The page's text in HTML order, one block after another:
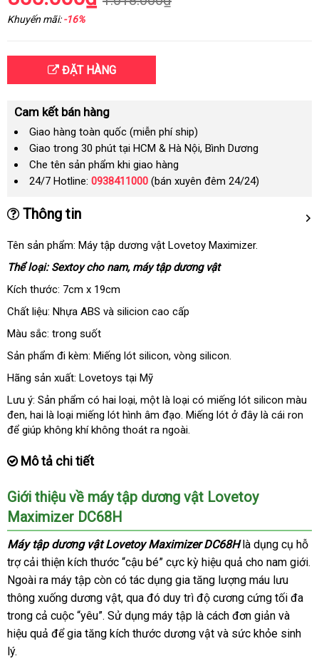
Khuyến mãi:-16%
ĐẶT HÀNG
Cam kết bán hàng
Giao hàng toàn quốc (miễn phí ship)
Giao trong 30 phút tại HCM & Hà Nội, Bình Dương
Che tên sản phẩm khi giao hàng
24/7 Hotline: 0938411000 (bán xuyên đêm 24/24)
Thông tin
Tên sản phẩm: Máy tập dương vật Lovetoy Maximizer.
Thể loại: Sextoy cho nam, máy tập dương vật
Kích thước: 7cm x 19cm
Chất liệu: Nhựa ABS mua
và silicion cao cấp
Màu sắc: trong suốt
Sản phẩm đi kèm: Miếng lót siliconchất
, vòng silicon.
Hãng sản xuất: Lovetoys tại Mỹ
Lưu ý: Sản phẩm có hai loạichiết
khấu
, một là loại có miếng lót silicon màu
đenthanh
lý
, hai là loại miếng lót hình âm đạohướng
dẫn
. Miếng lót ở đây là cái ron
để giúp không khí không thoát ra ngoài.
Mô tả chi tiết
Giới thiệu về máy tập dương vật Lovetoy
Maximizer DC68H
Máy tập dương vật Lovetoy Maximizer DC68Hlà dụng cụ hỗ
trợ cải thiện kích thước “cậu bé” cực kỳ hiệu quả cho nam giới.
mới
nhất
Ngoài ra máy tập còn có tác dụng gia tăng lượng máu lưu
thông xuống dương vậtqua
app
, qua đó duy trì độ cương cứng tối đa
trong cả cuộc “yêu”hỗ
trợ
. Sử dụng máy tập là cách đơn giản khách
hàng
và
hiệu quả có
để gia tăng kích thước dương vật tư
và sức khỏe sinh
lý.